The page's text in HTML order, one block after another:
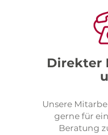
Direkter
Unsere
gerne für
Beratung